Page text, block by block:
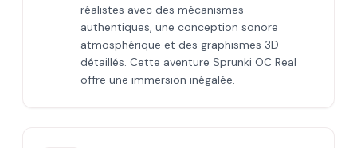
réalistes avec des mécanismes
authentiques, une conception sonore
atmosphérique et des graphismes 3D
détaillés. Cette aventure Sprunki OC Real
offre une immersion inégalée.